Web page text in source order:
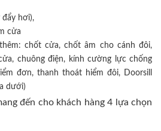
đẩy hơi),
cửa
chốt cửa, chốt âm cho cánh đôi,
chuông điện, kính cường lực chống
đơn, thanh thoát hiểm đôi, Doorsill
dưới)
đến cho khách hàng 4 lựa chọn